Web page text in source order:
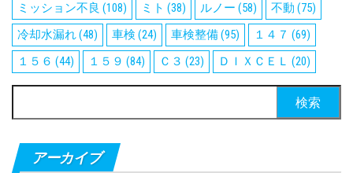
ミッション不良 (108) ミト (38) ルノー (58) 不動 (75)
冷却水漏れ(48) 車検 (24) 車検整備(95) １４７ (69)
１５６ (44) １５９ (84) Ｃ３ (23) ＤＩＸＣＥＬ (20)
索:
アーカイブ